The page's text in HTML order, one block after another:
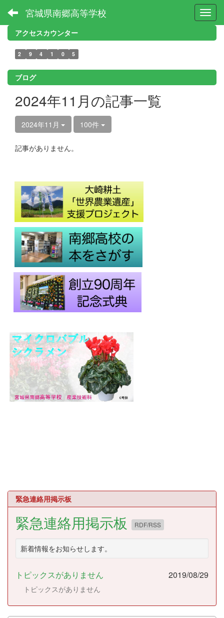
宮城県南郷高等学校
アクセスカウンター
2 9 4 1 0 5
ブログ
2024年11月の記事一覧
2024年11月 100件
記事がありません。
緊急連絡用掲示板
緊急連絡用掲示板 RDF/RSS
新着情報をお知らせします。
トピックスがありません 2019/08/29
トピックスがありません